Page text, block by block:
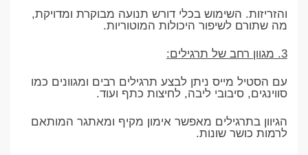
והזריזות. השימוש בכלי דורש תנועה מבוקרת ומדויקת,
מה שתורם לשיפור היכולות המוטוריות.
3. מגוון רחב של תרגילים:
עם הסטיל מייס ניתן לבצע תרגילים רבים ומגוונים כמו
סווינגים, סיבובי ליבה, לחיצות כתף ועוד.
הגיוון בתרגילים מאפשר אימון מקיף ומאתגר המותאם
לרמות כושר שונות.